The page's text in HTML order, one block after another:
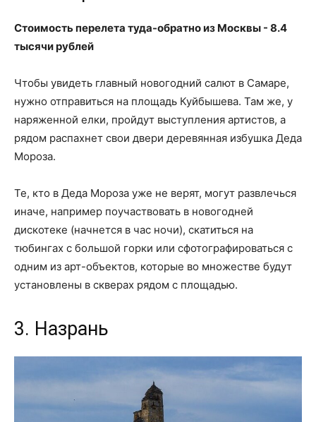
Стоимость перелета туда-обратно из Москвы - 8.4
тысячи рублей
Чтобы увидеть главный новогодний салют в Самаре,
нужно отправиться на площадь Куйбышева. Там же, у
наряженной елки, пройдут выступления артистов, а
рядом распахнет свои двери деревянная избушка Деда
Мороза.
Те, кто в Деда Мороза уже не верят, могут развлечься
иначе, например поучаствовать в новогодней
дискотеке (начнется в час ночи), скатиться на
тюбингах с большой горки или сфотографироваться с
одним из арт-объектов, которые во множестве будут
установлены в скверах рядом с площадью.
3. Назрань